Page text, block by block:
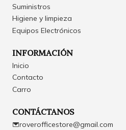
Suministros
Higiene y limpieza
Equipos Electrónicos
INFORMACIÓN
Inicio
Contacto
Carro
CONTÁCTANOS
roverofficestore@gmail.com